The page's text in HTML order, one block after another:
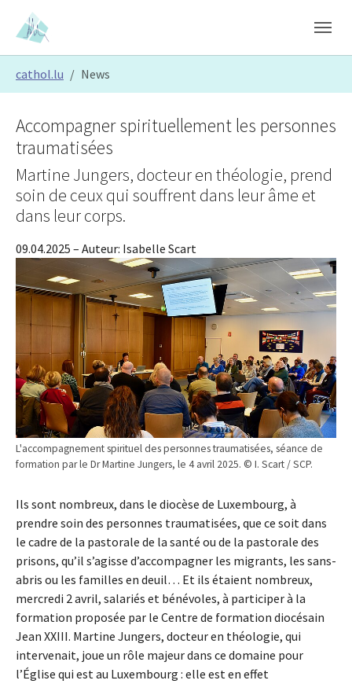
Skip to main content
Skip to page footer
cathol.lu News
L'accompagnement spirituel des personnes traumatisées, séance de
formation par le Dr Martine Jungers, le 4 avril 2025. © I. Scart / SCP.
Accompagner spirituellement les personnes
traumatisées
Martine Jungers, docteur en théologie, prend
soin de ceux qui souffrent dans leur âme et
dans leur corps.
09.04.2025 – Auteur: Isabelle Scart
Ils sont nombreux, dans le diocèse de Luxembourg, à
prendre soin des personnes traumatisées, que ce soit dans
le cadre de la pastorale de la santé ou de la pastorale des
prisons, qu’il s’agisse d’accompagner les migrants, les sans-
abris ou les familles en deuil… Et ils étaient nombreux,
mercredi 2 avril, salariés et bénévoles, à participer à la
formation proposée par le Centre de formation diocésain
Jean XXIII. Martine Jungers, docteur en théologie, qui
intervenait, joue un rôle majeur dans ce domaine pour
l’Église qui est au Luxembourg : elle est en effet